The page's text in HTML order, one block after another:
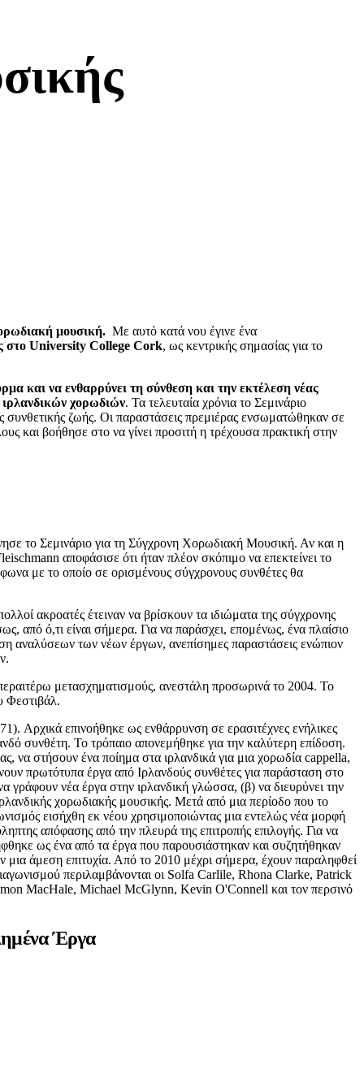
μουσική. Με αυτό κατά νου έγινε ένα
στο University College Cork, ως κεντρικής σημασίας για το
και να ενθαρρύνει τη σύνθεση και την εκτέλεση νέας
ιρλανδικών χορωδιών. Τα τελευταία χρόνια το Σεμινάριο
ζωής. Οι παραστάσεις πρεμιέρας ενσωματώθηκαν σε
και βοήθησε στο να γίνει προσιτή η τρέχουσα πρακτική στην
το Σεμινάριο για τη Σύγχρονη Χορωδιακή Μουσική. Αν και η
αποφάσισε ότι ήταν πλέον σκόπιμο να επεκτείνει το
με το οποίο σε ορισμένους σύγχρονους συνθέτες θα
ακροατές έτειναν να βρίσκουν τα ιδιώματα της σύγχρονης
από ό,τι είναι σήμερα. Για να παράσχει, επομένως, ένα πλαίσιο
αναλύσεων των νέων έργων, ανεπίσημες παραστάσεις ενώπιον
μετασχηματισμούς, ανεστάλη προσωρινά το 2004. Το
Φεστιβάλ.
Αρχικά επινοήθηκε ως ενθάρρυνση σε ερασιτέχνες ενήλικες
συνθέτη. Το τρόπαιο απονεμήθηκε για την καλύτερη επίδοση.
να στήσουν ένα ποίημα στα ιρλανδικά για μια χορωδία cappella,
πρωτότυπα έργα από Ιρλανδούς συνθέτες για παράσταση στο
γράφουν νέα έργα στην ιρλανδική γλώσσα, (β) να διευρύνει την
χορωδιακής μουσικής. Μετά από μια περίοδο που το
εισήχθη εκ νέου χρησιμοποιώντας μια εντελώς νέα μορφή
απόφασης από την πλευρά της επιτροπής επιλογής. Για να
ως ένα από τα έργα που παρουσιάστηκαν και συζητήθηκαν
άμεση επιτυχία. Από το 2010 μέχρι σήμερα, έχουν παραληφθεί
περιλαμβάνονται οι Solfa Carlile, Rhona Clarke, Patrick
MacHale, Michael McGlynn, Kevin O'Connell και τον περσινό
Έργα